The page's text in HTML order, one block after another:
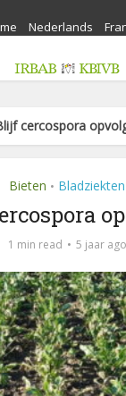
Nederlands
cercospora
Bieten • Bladziekten
1 min read 5 jaar ago